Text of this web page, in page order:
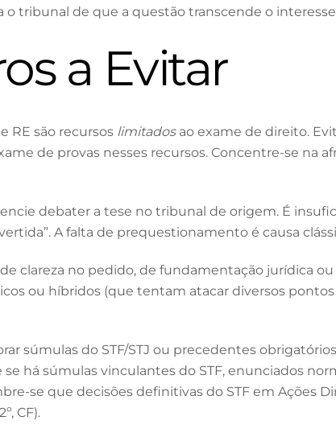
o tribunal de que a questão transcende o
a Evitar
RE são recursos limitadosao exame de direito.
de provas nesses recursos. Concentre-se na
debater a tese no tribunal de origem. É
A falta de prequestionamento é causa
clareza no pedido, de fundamentação jurídica
ou híbridos (que tentam atacar diversos
súmulas do STF/STJ ou precedentes
há súmulas vinculantes do STF, enunciados
se que decisões definitivas do STF em Ações
CF).